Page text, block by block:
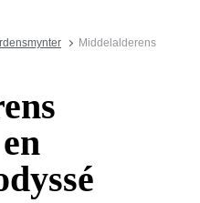
Middelalderens